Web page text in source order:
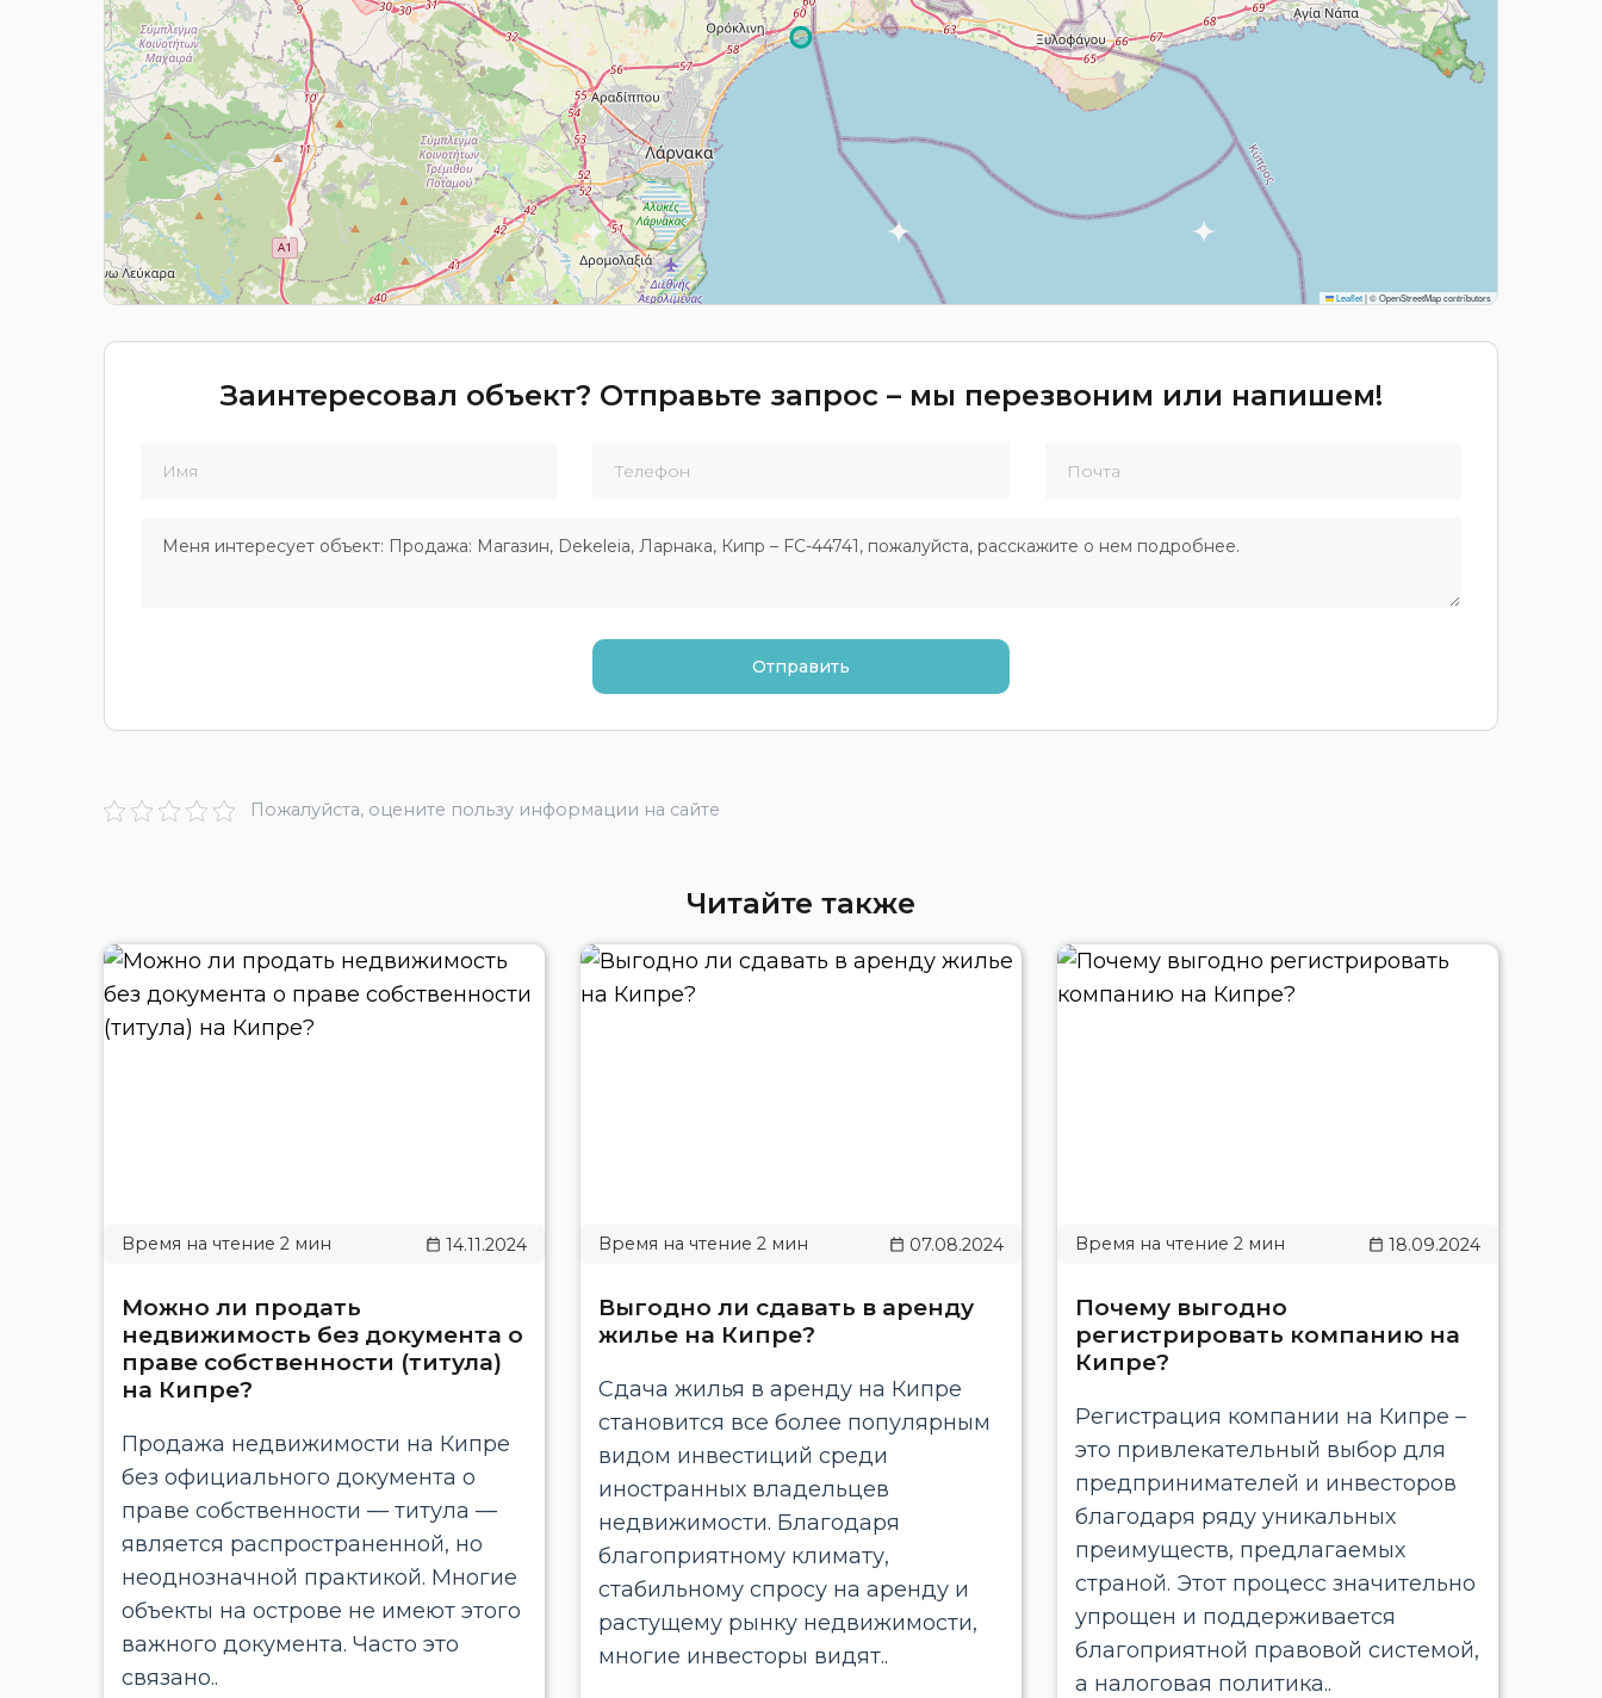
Leaflet|© OpenStreetMap contributors
Заинтересовал объект? Отправьте запрос – мы перезвоним или напишем!
Пожалуйста, оцените пользу информации на сайте
Читайте также
14.11.2024
Можно ли продать
недвижимость без документа о
праве собственности (титула)
на Кипре?
Продажа недвижимости на Кипре
без официального документа о
праве собственности — титула —
является распространенной, но
неоднозначной практикой. Многие
объекты на острове не имеют этого
важного документа. Часто это
связано..
07.08.2024
Выгодно ли сдавать в аренду
жилье на Кипре?
Сдача жилья в аренду на Кипре
становится все более популярным
видом инвестиций среди
иностранных владельцев
недвижимости. Благодаря
благоприятному климату,
стабильному спросу на аренду и
растущему рынку недвижимости,
многие инвесторы видят..
18.09.2024
Почему выгодно
регистрировать компанию на
Кипре?
Регистрация компании на Кипре –
это привлекательный выбор для
предпринимателей и инвесторов
благодаря ряду уникальных
преимуществ, предлагаемых
страной. Этот процесс значительно
упрощен и поддерживается
благоприятной правовой системой,
а налоговая политика..